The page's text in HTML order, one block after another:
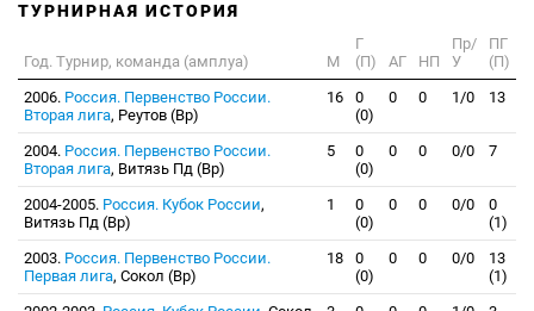
ТУРНИРНАЯ ИСТОРИЯ
Год. Турнир, команда (амплуа) М
Г
(П)
АГ НП
Пр/
У
ПГ
(П)
2006. Россия. Первенство России.
Вторая лига, Реутов (Вр)
16
0
(0)
0 0 1/0 13
2004. Россия. Первенство России.
Вторая лига, Витязь Пд (Вр)
5
0
(0)
0 0 0/0 7
2004-2005. Россия. Кубок России,
Витязь Пд (Вр)
1
0
(0)
0 0 0/0
0
(1)
2003. Россия. Первенство России.
Первая лига, Сокол (Вр)
18
0
(0)
0 0 0/0
13
(1)